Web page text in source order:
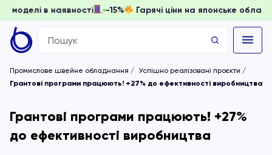
доки моделі в наявності -15% Гарячі ціни на
Search
for:
Промислове швейне обладнання
Успішно реалізовані проєкти
Грантові програми працюють! +27% до ефективності виробництва
Грантові програми працюють! +27%
до ефективності виробництва